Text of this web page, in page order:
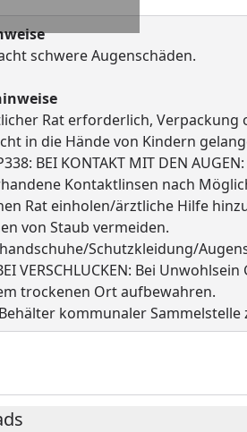
schwere Augenschäden.
Rat erforderlich,
in die Hände von Kindern
BEI KONTAKT MIT DEN
Kontaktlinsen nach
Rat einholen/ärztliche Hilfe
von Staub vermeiden.
Schutzkleidung/
VERSCHLUCKEN: Bei
trockenen Ort aufbewahren.
kommunaler Sammelstelle